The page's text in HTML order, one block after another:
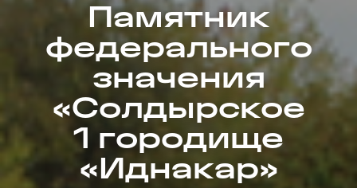
Памятник
федерального
значения
«Солдырское
1 городище
«Иднакар»